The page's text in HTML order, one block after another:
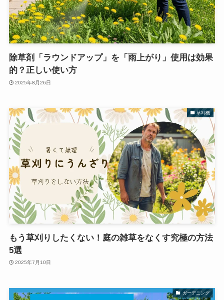
除草剤「ラウンドアップ」を「雨上がり」使用は効果
的？正しい使い方
2025年8月26日
草刈機
もう草刈りしたくない！庭の雑草をなくす究極の方法
5選
2025年7月10日
ガーデニング